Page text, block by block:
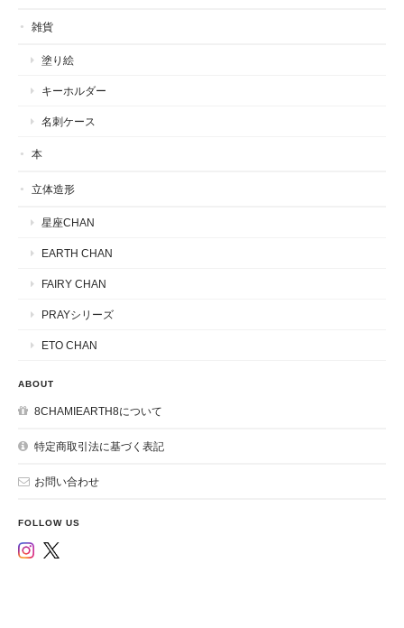
雑貨
塗り絵
キーホルダー
名刺ケース
本
立体造形
星座CHAN
EARTH CHAN
FAIRY CHAN
PRAYシリーズ
ETO CHAN
ABOUT
8CHAMIEARTH8について
特定商取引法に基づく表記
お問い合わせ
FOLLOW US